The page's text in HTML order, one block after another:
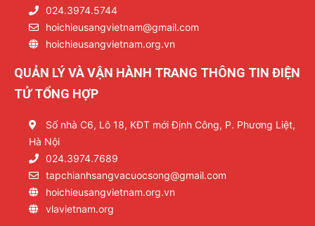
024.3974.5744
hoichieusangvietnam@gmail.com
hoichieusangvietnam.org.vn
QUẢN LÝ VÀ VẬN HÀNH TRANG THÔNG TIN ĐIỆN
TỬ TỔNG HỢP
Số nhà C6, Lô 18, KĐT mới Định Công, P. Phương Liệt,
Hà Nội
024.3974.7689
tapchianhsangvacuocsong@gmail.com
hoichieusangvietnam.org.vn
vlavietnam.org